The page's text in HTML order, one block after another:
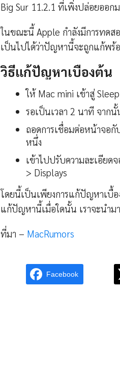
Big Sur 11.2.1 ที่เพิ่งปล่อยออ
ในขณะนี้ Apple กำลังมีการทดส
เป็นไปได้ว่าปัญหานี้จะถูกแก้พร้
วิธีแก้ปัญหาเบื้องต้น
ให้ Mac mini เข้าสู่
รอเป็นเวลา 2 นาที จาก
ถอดการเชื่อมต่อหน้าจอ
หนึ่ง
เข้าไปปรับความละเอียด
> Displays
โดยนี้เป็นเพียงการแก้ปัญหาเบื้
แก้ปัญหานี้เมื่อใดนั้น เราจะนำม
ที่มา – MacRumors
Facebook